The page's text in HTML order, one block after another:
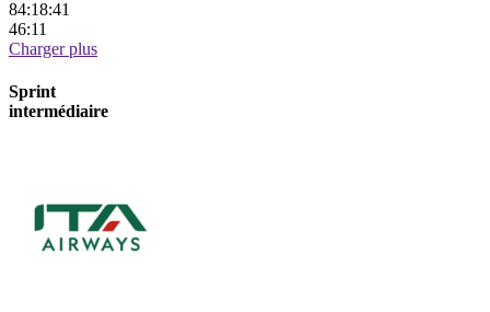
84:18:41
46:11
Charger plus
Sprint
intermédiaire